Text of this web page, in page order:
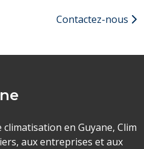
Contactez-nous
en Guyane, Clim
aux entreprises et aux